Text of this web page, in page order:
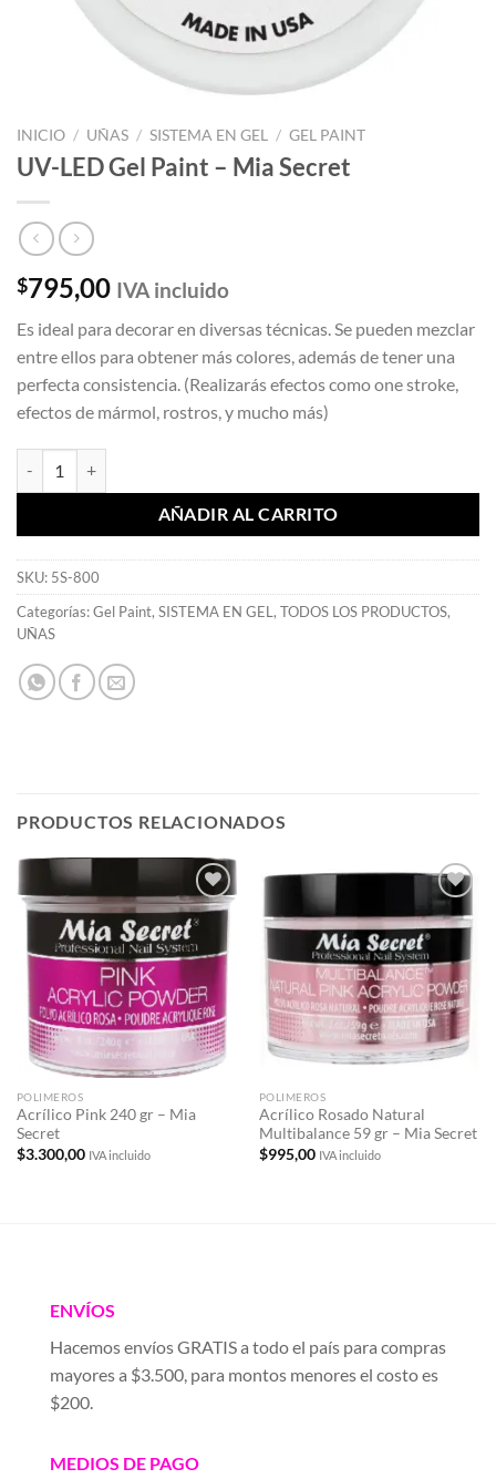
INICIO / UÑAS / SISTEMA EN GEL / GEL PAINT
UV-LED Gel Paint – Mia Secret
$795,00 IVA incluido
Es ideal para decorar en diversas técnicas. Se pueden mezclar
entre ellos para obtener más colores, además de tener una
perfecta consistencia. (Realizarás efectos como one stroke,
efectos de mármol, rostros, y mucho más)
AÑADIR AL CARRITO
SKU: 5S-800
Categorías:Gel Paint, SISTEMA EN GEL , TODOS LOS PRODUCTOS,
UÑAS
PRODUCTOS RELACIONADOS
Añadir
a la
lista de
deseos
POLIMEROS
Acrílico Pink 240 gr – Mia
Secret
$3.300,00 IVA incluido
Añadir
a la
lista de
deseos
POLIMEROS
Acrílico Rosado Natural
Multibalance 59 gr – Mia Secret
$995,00 IVA incluido
ENVÍOS
Hacemos envíos GRATIS a todo el país para compras
mayores a $3.500, para montos menores el costo es
$200.
MEDIOS DE PAGO